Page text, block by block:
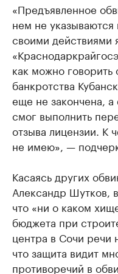
«Предъявленное
нем не
своими действиями
как можно
банкротства
еще не закончена, а
смог выполнить
отзыва лицензии. К
не имею», —
Касаясь других
Александр Шутков,
что «ни о каком
бюджета при
центра в Сочи речи
что защита видит
противоречий в